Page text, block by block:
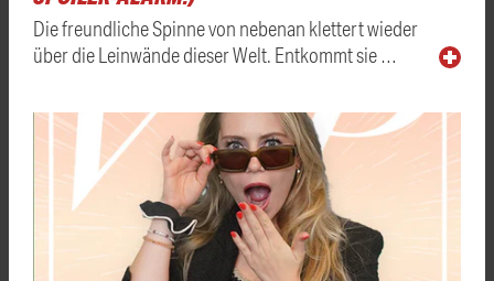
Die freundliche Spinne von nebenan klettert wieder
über die Leinwände dieser Welt. Entkommt sie …